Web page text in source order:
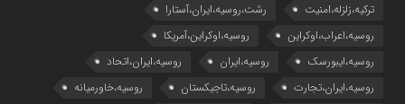
ترکیه،زلزله،امنیت
رشت،روسیه،ایران،آستارا
روسیه،اعراب،اوکراین
روسیه،اوکراین،آمریکا
روسیه،ایبورسک
روسیه،ایران
روسیه،ایران،اتحاد
روسیه،ایران،تجارت
روسیه،تاجیکستان
روسیه،خاورمیانه